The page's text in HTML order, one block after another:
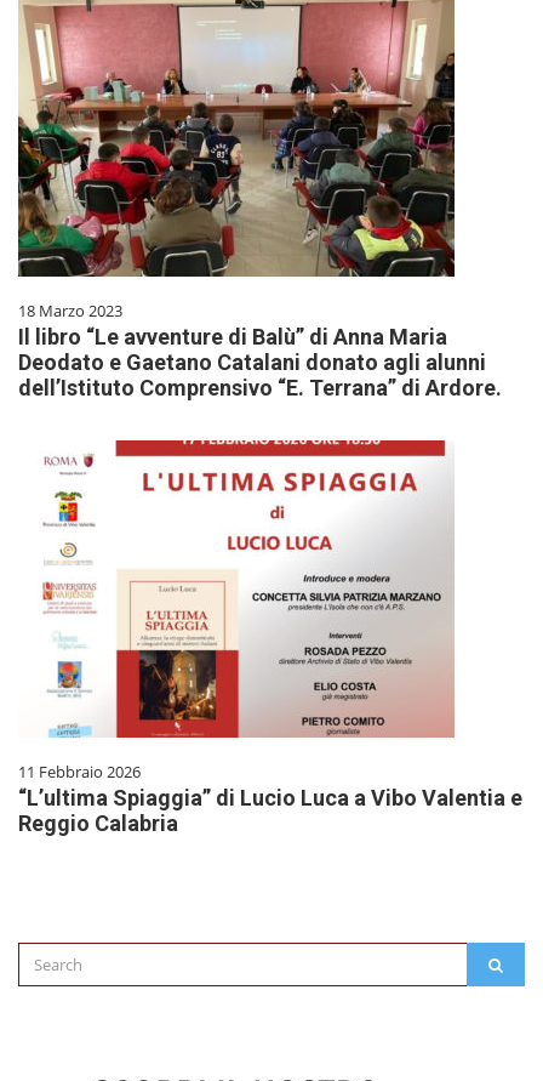
18 Marzo 2023
Il libro “Le avventure di Balù” di Anna Maria
Deodato e Gaetano Catalani donato agli alunni
dell’Istituto Comprensivo “E. Terrana” di Ardore.
11 Febbraio 2026
“L’ultima Spiaggia” di Lucio Luca a Vibo Valentia e
Reggio Calabria
Search
for: